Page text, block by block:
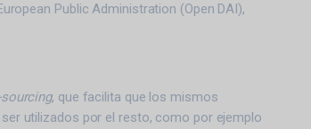
Public Administration (Open DAI),
, que facilita que los mismos
utilizados por el resto, como por ejemplo